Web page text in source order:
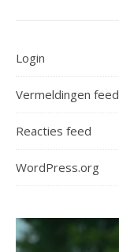
Login
Vermeldingen feed
Reacties feed
WordPress.org